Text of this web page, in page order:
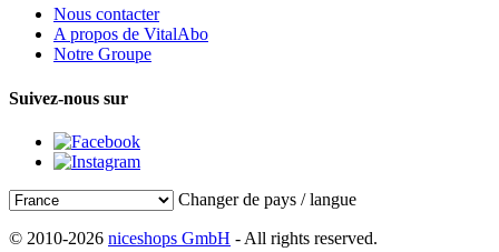
Nous contacter
A propos de VitalAbo
Notre Groupe
Suivez-nous sur
Changer de pays / langue
© 2010-2026 niceshops GmbH - All rights reserved.